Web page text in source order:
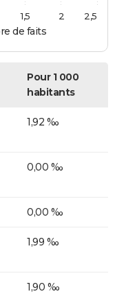
de faits
1,5 2 2,5
Pour 1 000
habitants
1,92 ‰
0,00 ‰
0,00 ‰
1,99 ‰
1,90 ‰